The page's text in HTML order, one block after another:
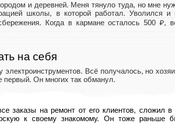
и деревней. Меня тянуло туда, но мне
школы, в которой работал. Уволился
Когда в кармане осталось 500 ₽,
на себя
Всё получалось, но
первый. Он многих так обманул.
заказы на ремонт от его клиентов, сложил
к своему знакомому. Он тоже раньше